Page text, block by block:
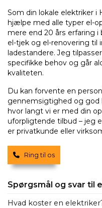
Som din lokale elektriker i
hjælpe med alle typer el-
mere end 20 års erfaring i
el-tjek og el-renovering til
ladestandere. Jeg
specifikke behov og går
kvaliteten.
Du kan forvente en
gennemsigtighed og god
hvor langt vi er med din
uforpligtende tilbud – jeg
er privatkunde eller
Ring til os
Spørgsmål og svar til
Hvad koster en